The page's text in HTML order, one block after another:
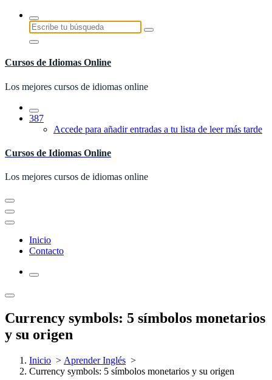
Saltar
contenido
Buscar:
Cursos de Idiomas Online
Los mejores cursos de idiomas online
387
Accede para añadir entradas a tu lista de leer más tarde
Cursos de Idiomas Online
Los mejores cursos de idiomas online
Inicio
Contacto
Currency symbols: 5 símbolos monetarios
y su origen
Inicio > Aprender Inglés >
Currency symbols: 5 símbolos monetarios y su origen